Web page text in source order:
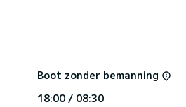
Boot zonder bemanning
18:00 / 08:30